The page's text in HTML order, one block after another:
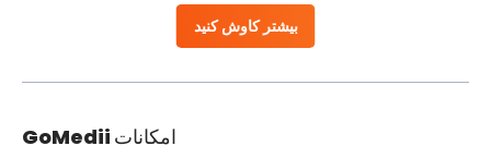
بیشتر کاوش کنید
GoMedii امکانات